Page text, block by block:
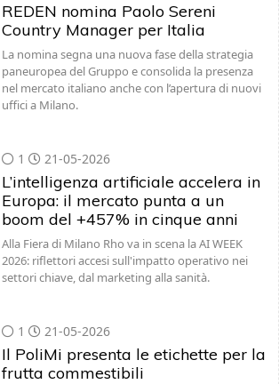
REDEN nomina Paolo Sereni
Country Manager per Italia
La nomina segna una nuova fase della strategia
paneuropea del Gruppo e consolida la presenza
nel mercato italiano anche con l’apertura di nuovi
uffici a Milano.
1 21-05-2026
L’intelligenza artificiale accelera in
Europa: il mercato punta a un
boom del +457% in cinque anni
Alla Fiera di Milano Rho va in scena la AI WEEK
2026: riflettori accesi sull'impatto operativo nei
settori chiave, dal marketing alla sanità.
1 21-05-2026
Il PoliMi presenta le etichette per la
frutta commestibili